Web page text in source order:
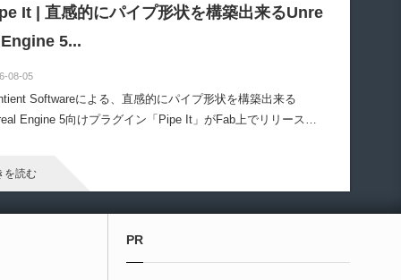
It | 直感的にパイプ形状を構築出来るUnre
5...
08-05
Softwareによる、直感的にパイプ形状を構築出来る
Engine 5向けプラグイン「Pipe It」がFab上でリリースさ
を読む
Utilities | ブループリントライブラリ
PR